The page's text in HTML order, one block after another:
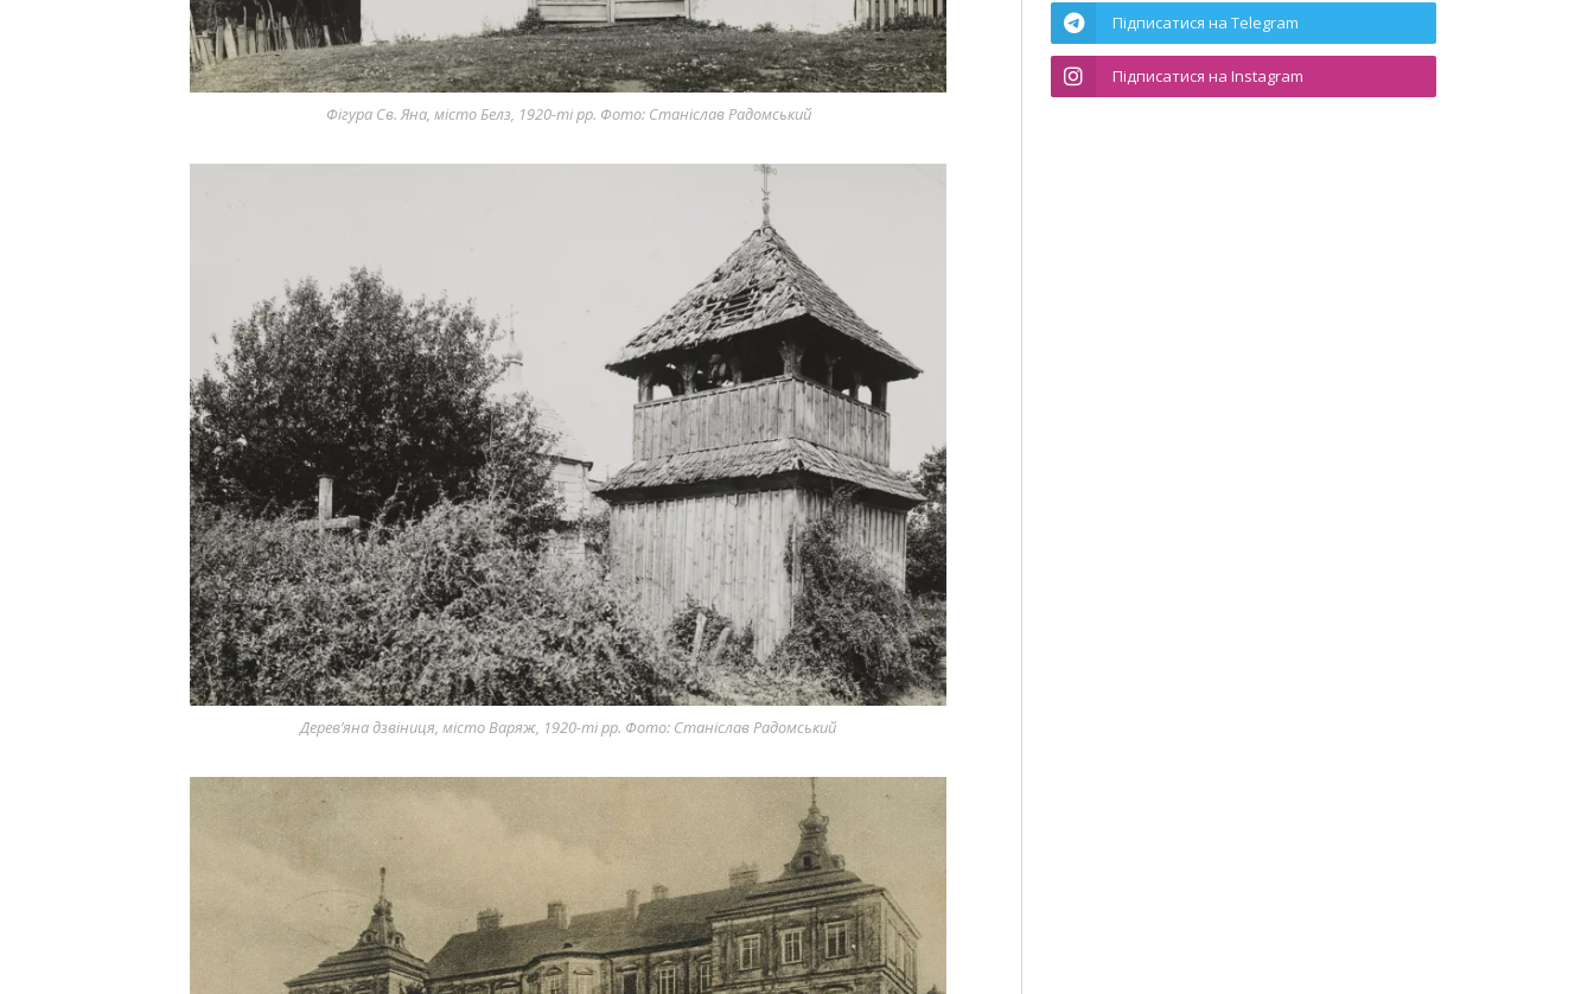
Фігура Св. Яна, місто Белз, 1920-ті рр. Фото: Станіслав Радомський
Дерев’яна дзвіниця, місто Варяж, 1920-ті рр. Фото: Станіслав Радомський
Підписатися на Telegram
Підписатися на Instagram